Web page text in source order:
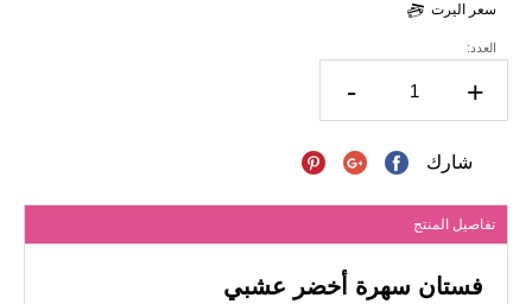
سعر اليرت
العدد:
- +
شارك
تفاصيل المنتج
فستان سهرة أخضر عشبي